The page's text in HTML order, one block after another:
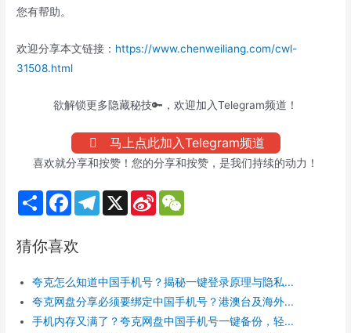
您有帮助。
欢迎分享本文链接： https://www.chenweiliang.com/cwl-
31508.html
欲解锁更多隐藏秘技🔑，欢迎加入Telegram频道！
马上点此加入Telegram频道
喜欢就分享和按赞！您的分享和按赞，是我们持续的动力！
S
h
e
F
b
k
T
m
X
S
b
o
猜你喜欢
夸克怎么知道中国手机号？揭秘一键登录原理与隐私...
夸克网盘分享必须要绑定中国手机号？港澳台及海外...
手机内存又满了？夸克网盘中国手机号一键备份，轻...